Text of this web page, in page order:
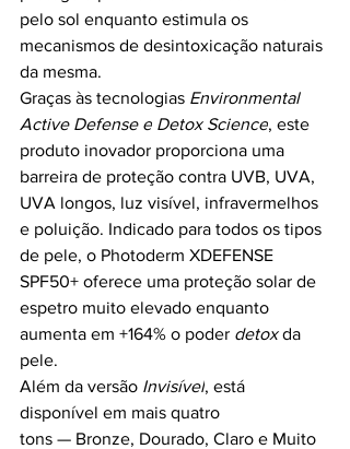
pelo sol enquanto estimula os
mecanismos de desintoxicação naturais
da mesma.
Graças às tecnologias Environmental
Active Defense e Detox Science, este
produto inovador proporciona uma
barreira de proteção contra UVB, UVA,
UVA longos, luz visível, infravermelhos
e poluição. Indicado para todos os tipos
de pele, o Photoderm XDEFENSE
SPF50+ oferece uma proteção solar de
espetro muito elevado enquanto
aumenta em +164% o poder detox da
pele.
Além da versão Invisível, está
disponível em mais quatro
tons — Bronze, Dourado, Claro e Muito